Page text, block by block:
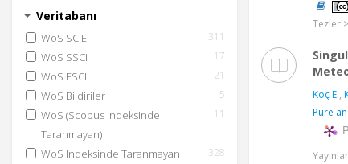
Veritabanı
WoS SCIE 311
WoS SSCI 17
WoS ESCI 21
WoS Bildiriler 5
WoS (Scopus Indeksinde
Taranmayan)
11
WoS Indeksinde Taranmayan 328
Tezler
Koç E.,
Pure